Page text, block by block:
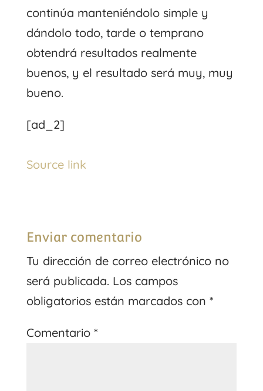
continúa manteniéndolo simple y
dándolo todo, tarde o temprano
obtendrá resultados realmente
buenos, y el resultado será muy, muy
bueno.
[ad_2]
Source link
Enviar comentario
Tu dirección de correo electrónico no
será publicada. Los campos
obligatorios están marcados con *
Comentario *